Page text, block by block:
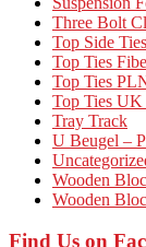
Three Bolt
Top Side Ties
Top Ties
Top Ties
Top Ties UK
Tray Track
U Beugel –
Wooden
Wooden
Find Us on